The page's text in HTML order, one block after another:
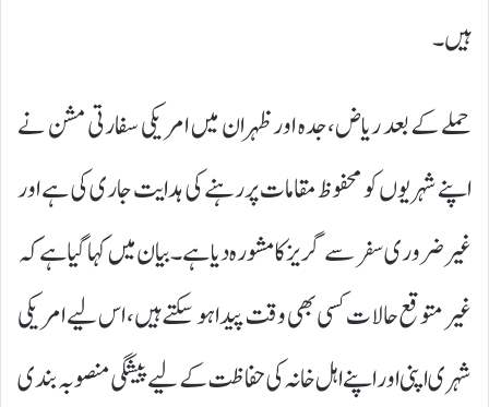
ہیں۔
حملے کے بعد ریاض، جدہ اور ظہران میں امریکی سفارتی مشن نے
اپنے شہریوں کو محفوظ مقامات پر رہنے کی ہدایت جاری کی ہے اور
غیر ضروری سفر سے گریز کا مشورہ دیا ہے۔ بیان میں کہا گیا ہے کہ
غیر متوقع حالات کسی بھی وقت پیدا ہو سکتے ہیں، اس لیے امریکی
شہری اپنی اور اپنے اہل خانہ کی حفاظت کے لیے پیشگی منصوبہ بندی